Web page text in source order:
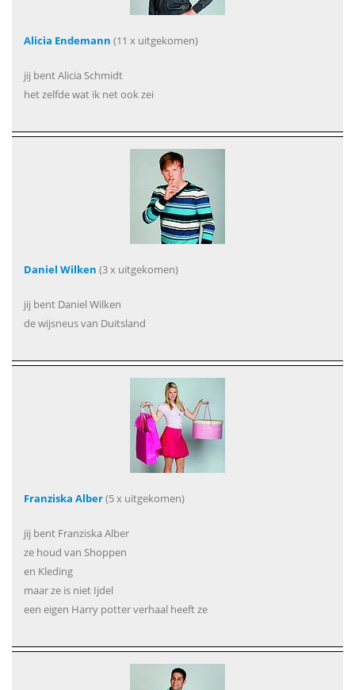
Alicia Endemann (11 x uitgekomen)
jij bent Alicia Schmidt
het zelfde wat ik net ook zei
Daniel Wilken (3 x uitgekomen)
jij bent Daniel Wilken
de wijsneus van Duitsland
Franziska Alber(5 x uitgekomen)
jij bent Franziska Alber
ze houd van Shoppen
en Kleding
maar ze is niet Ijdel
een eigen Harry potter verhaal heeft ze